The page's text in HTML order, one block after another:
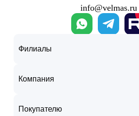
info@velmas.ru
Филиалы
Компания
Покупателю